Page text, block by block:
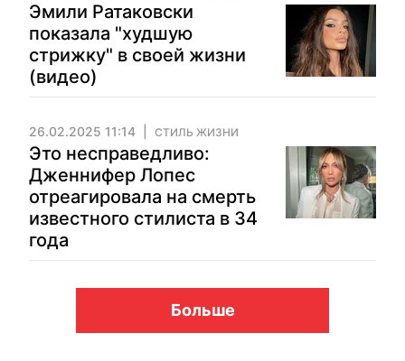
Эмили Ратаковски
показала "худшую
стрижку" в своей жизни
(видео)
26.02.2025 11:14 СТИЛЬ ЖИЗНИ
Это несправедливо:
Дженнифер Лопес
отреагировала на смерть
известного стилиста в 34
года
Больше